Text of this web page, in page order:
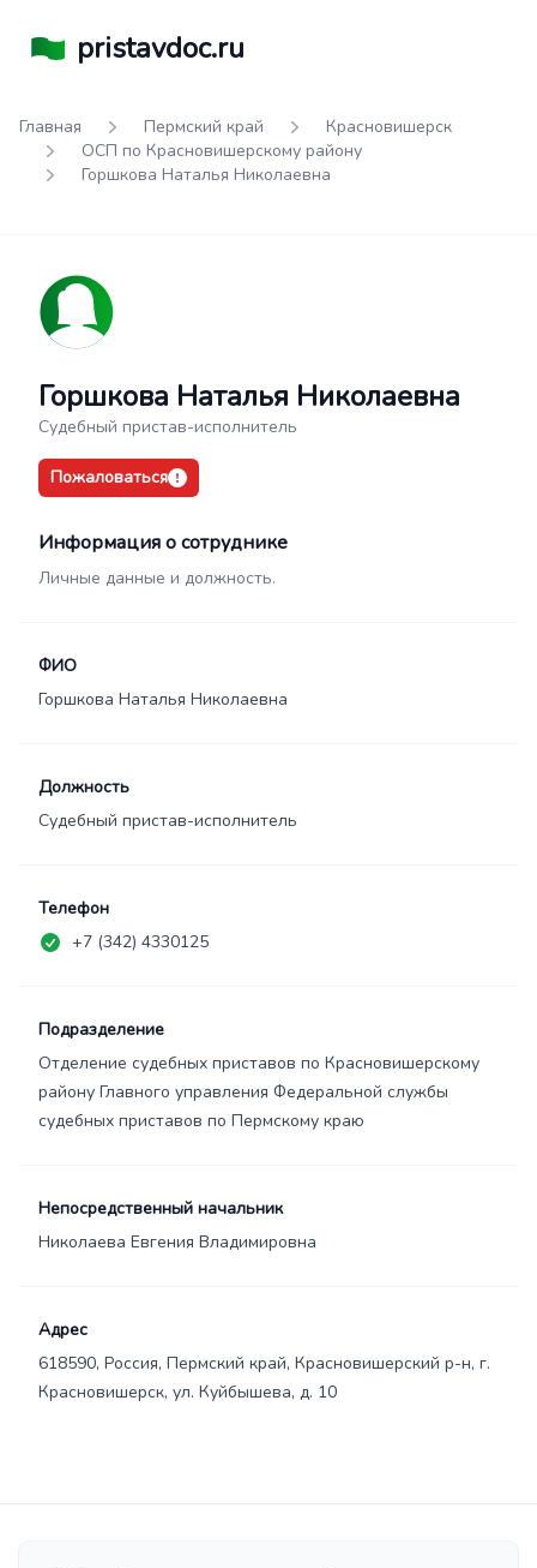
pristavdoc.ru
Главная Пермский край
Красновишерск
ОСП по Красновишерскому району
Горшкова Наталья Николаевна
Горшкова Наталья Николаевна
Судебный пристав-исполнитель
Пожаловаться
Информация о сотруднике
Личные данные и должность.
ФИО
Горшкова Наталья Николаевна
Должность
Судебный пристав-исполнитель
Телефон
+7 (342) 4330125
Подразделение
Отделение судебных приставов по Красновишерскому
району Главного управления Федеральной службы
судебных приставов по Пермскому краю
Непосредственный начальник
Николаева Евгения Владимировна
Адрес
618590, Россия, Пермский край, Красновишерский р-н, г.
Красновишерск, ул. Куйбышева, д. 10